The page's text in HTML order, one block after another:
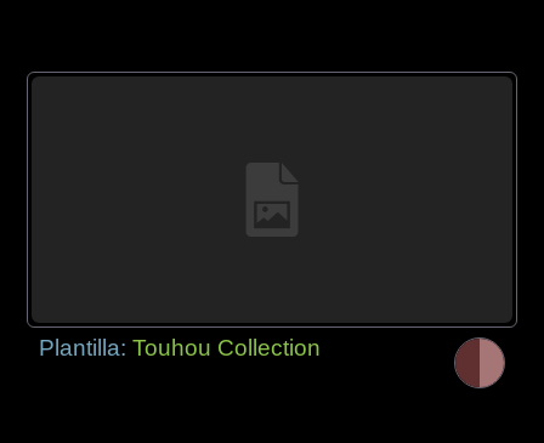
Plantilla:Touhou Collection